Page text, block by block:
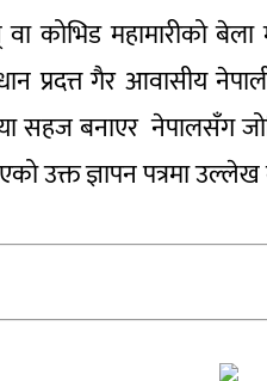
कोभिड महामारीको
प्रदत्त गैर आवासीय
सहज बनाएर नेपालसँग
उक्त ज्ञापन पत्रमा